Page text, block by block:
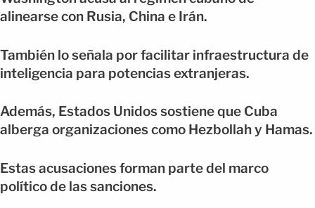
alinearse con Rusia, China e Irán.
También lo señala por facilitar infraestructura de
inteligencia para potencias extranjeras.
Además, Estados Unidos sostiene que Cuba
alberga organizaciones como Hezbollah y Hamas.
Estas acusaciones forman parte del marco
político de las sanciones.